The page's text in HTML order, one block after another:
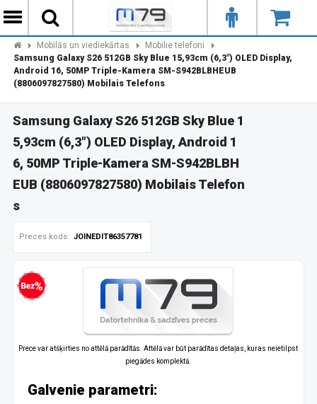
Mobilās un viediekārtas
Mobilie telefoni
Samsung Galaxy S26 512GB Sky Blue 15,93cm (6,3") OLED Display,
Android 16, 50MP Triple-Kamera SM-S942BLBHEUB
(8806097827580) Mobilais Telefons
Samsung Galaxy S26 512GB Sky Blue 1
5,93cm (6,3") OLED Display, Android 1
6, 50MP Triple-Kamera SM-S942BLBH
EUB (8806097827580) Mobilais Telefon
s
Preces kods: JOINEDIT86357781
kredīts
Prece var atšķirties no attēlā parādītās. Attēlā var būt parādītas detaļas, kuras neietilpst
piegādes komplektā.
Galvenie parametri: